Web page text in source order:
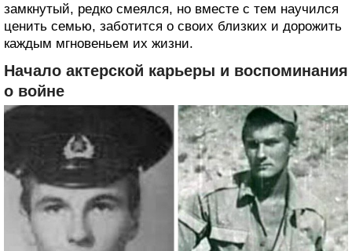
замкнутый, редко смеялся, но вместе с тем научился
ценить семью, заботится о своих близких и дорожить
каждым мгновеньем их жизни.
Начало актерской карьеры и воспоминания
о войне